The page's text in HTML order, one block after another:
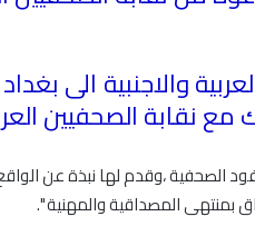
والاجنبية الى
نقابة الصحفيين
الصحفية ،وقدم لها نبذة عن
المصداقية والمهنية".